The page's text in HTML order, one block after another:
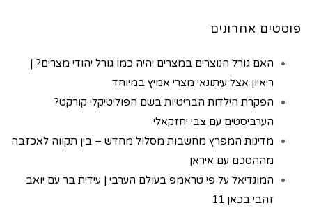
פוסטים אחרונים
האם גורל הנוצרים במצרים יהיה כמו גורל יהודי מצרים? |
ריאיון אצל עיתונאי מצרי אמיץ במיוחד
הפקרת הילדות הבריטיות בשם הפוליטיקלי קורקט?
הערביסטים עם צבי יחזקאלי
מדינות המפרץ מחשבות מסלול מחדש – בין תקווה לאכזבה
מההסכם עם איראן
המונדיאל על פי טראמפ בעולם הערבי | עידית בר עם יואב
זהבי בכאן 11